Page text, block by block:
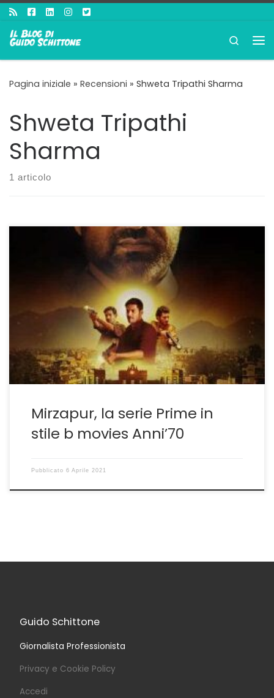
Passa al contenuto
Search
Pagina iniziale » Recensioni » Shweta Tripathi Sharma
Shweta Tripathi
Sharma
1 articolo
Ideale per il binge watching In India, non solo nel
versante Bollywood, conoscono come pochi i segreti
delle produzioni cinematografiche e seriali. Non è un
caso che l’industria indiana sia da almeno novantanni
una dei maggiori produttori mondiali di contenuti.
Come citava in modo arguto Paulo Emilio Salles Gomes
Mirzapur, la serie Prime in
stile b movies Anni’70
Pubblicato 6 Aprile 2021
Guido Schittone
Giornalista Professionista
Privacy e Cookie Policy
Accedi